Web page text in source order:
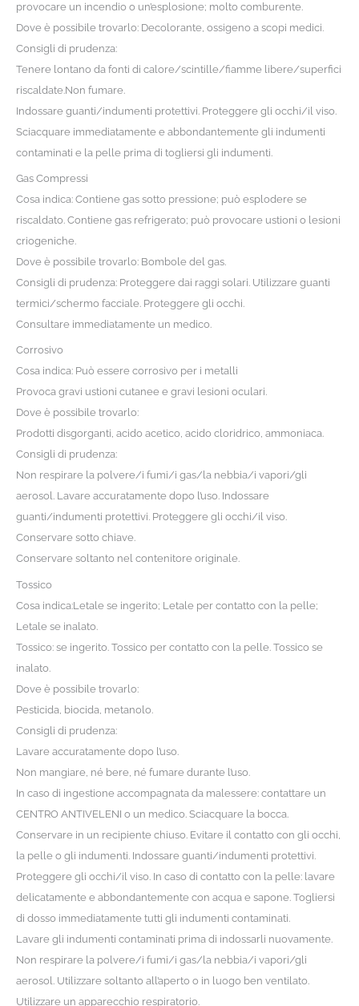
provocare un incendio o un’esplosione; molto comburente.
Dove è possibile trovarlo: Decolorante, ossigeno a scopi medici.
Consigli di prudenza:
Tenere lontano da fonti di calore/scintille/fiamme libere/superfici
riscaldate.Non fumare.
Indossare guanti/indumenti protettivi. Proteggere gli occhi/il viso.
Sciacquare immediatamente e abbondantemente gli indumenti
contaminati e la pelle prima di togliersi gli indumenti.
Gas Compressi
Cosa indica: Contiene gas sotto pressione; può esplodere se
riscaldato. Contiene gas refrigerato; può provocare ustioni o lesioni
criogeniche.
Dove è possibile trovarlo: Bombole del gas.
Consigli di prudenza: Proteggere dai raggi solari. Utilizzare guanti
termici/schermo facciale. Proteggere gli occhi.
Consultare immediatamente un medico.
Corrosivo
Cosa indica: Può essere corrosivo per i metalli
Provoca gravi ustioni cutanee e gravi lesioni oculari.
Dove è possibile trovarlo:
Prodotti disgorganti, acido acetico, acido cloridrico, ammoniaca.
Consigli di prudenza:
Non respirare la polvere/i fumi/i gas/la nebbia/i vapori/gli
aerosol. Lavare accuratamente dopo l’uso. Indossare
guanti/indumenti protettivi. Proteggere gli occhi/il viso.
Conservare sotto chiave.
Conservare soltanto nel contenitore originale.
Tossico
Cosa indica:Letale se ingerito; Letale per contatto con la pelle;
Letale se inalato.
Tossico: se ingerito. Tossico per contatto con la pelle. Tossico se
inalato.
Dove è possibile trovarlo:
Pesticida, biocida, metanolo.
Consigli di prudenza:
Lavare accuratamente dopo l’uso.
Non mangiare, né bere, né fumare durante l’uso.
In caso di ingestione accompagnata da malessere: contattare un
CENTRO ANTIVELENI o un medico. Sciacquare la bocca.
Conservare in un recipiente chiuso. Evitare il contatto con gli occhi,
la pelle o gli indumenti. Indossare guanti/indumenti protettivi.
Proteggere gli occhi/il viso. In caso di contatto con la pelle: lavare
delicatamente e abbondantemente con acqua e sapone. Togliersi
di dosso immediatamente tutti gli indumenti contaminati.
Lavare gli indumenti contaminati prima di indossarli nuovamente.
Non respirare la polvere/i fumi/i gas/la nebbia/i vapori/gli
aerosol. Utilizzare soltanto all’aperto o in luogo ben ventilato.
Utilizzare un apparecchio respiratorio.